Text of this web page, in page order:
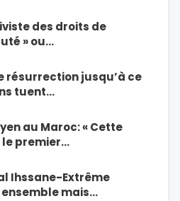
des droits de
» ou…
résurrection jusqu’à ce
tuent…
au Maroc: « Cette
premier…
Ihssane-Extrême
mais…